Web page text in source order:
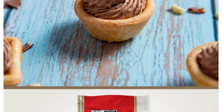
FOOD SERVICE EMPRESA AGENDA DE CURSOS